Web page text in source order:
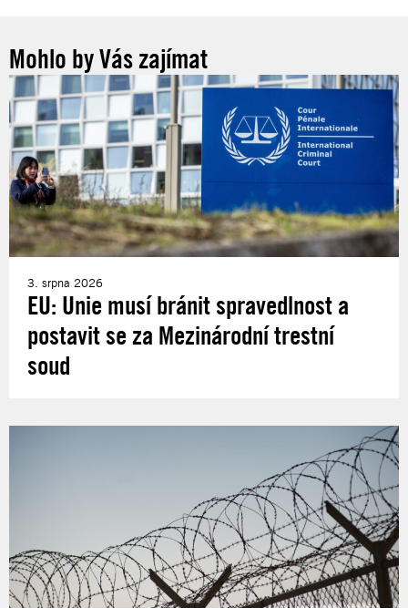
Mohlo by Vás zajímat
3. srpna 2026
EU: Unie musí bránit spravedlnost a
postavit se za Mezinárodní trestní
soud